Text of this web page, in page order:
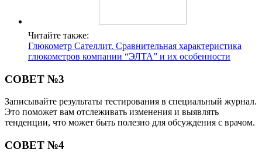
Читайте также:
Глюкометр Сателлит. Сравнительная характеристика
глюкометров компании “ЭЛТА” и их особенности
СОВЕТ №3
Записывайте результаты тестирования в специальный журнал.
Это поможет вам отслеживать изменения и выявлять
тенденции, что может быть полезно для обсуждения с врачом.
СОВЕТ №4